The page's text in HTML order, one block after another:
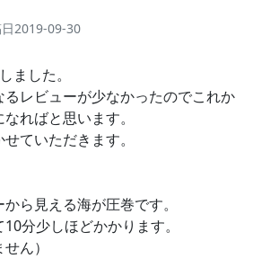
2019-09-30
ました。
レビューが少なかったのでこれか
ればと思います。
ていただきます。
ら見える海が圧巻です。
分少しほどかかります。
ん）